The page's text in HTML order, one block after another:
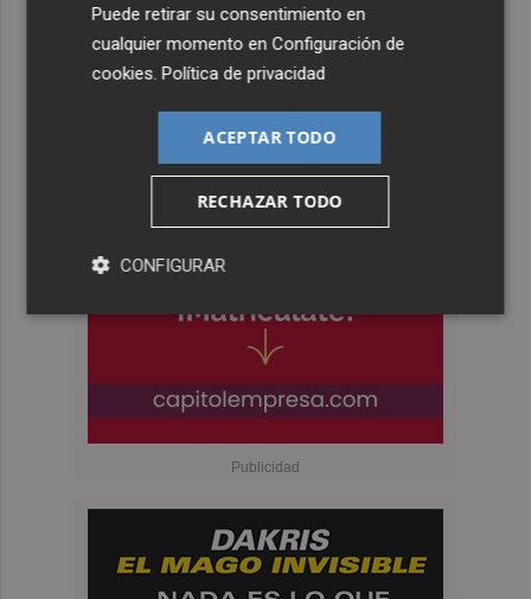
Puede retirar su consentimiento en
cualquier momento enConfiguración de
cookies .Política de privacidad
ACEPTAR TODO
RECHAZAR TODO
CONFIGURAR